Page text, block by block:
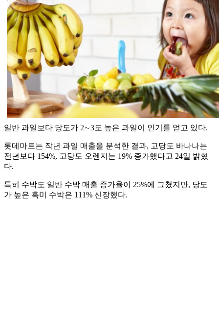
일반 과일보다 당도가 2∼3도 높은 과일이 인기를 얻고 있다.
롯데마트는 작년 과일 매출을 분석한 결과, 고당도 바나나는
전년보다 154%, 고당도 오렌지는 19% 증가했다고 24일 밝혔
다.
특히 수박도 일반 수박 매출 증가율이 25%에 그쳤지만, 당도
가 높은 흑미 수박은 111% 신장했다.